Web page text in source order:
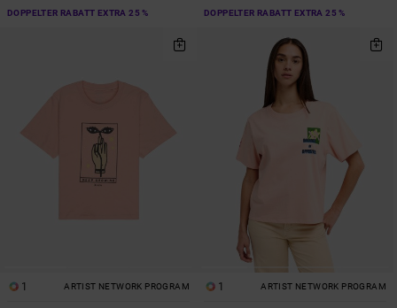
DOPPELTER RABATT EXTRA 25 % DOPPELTER RABATT EXTRA 25 %
1 ARTIST NETWORK PROGRAM 1 ARTIST NETWORK PROGRAM